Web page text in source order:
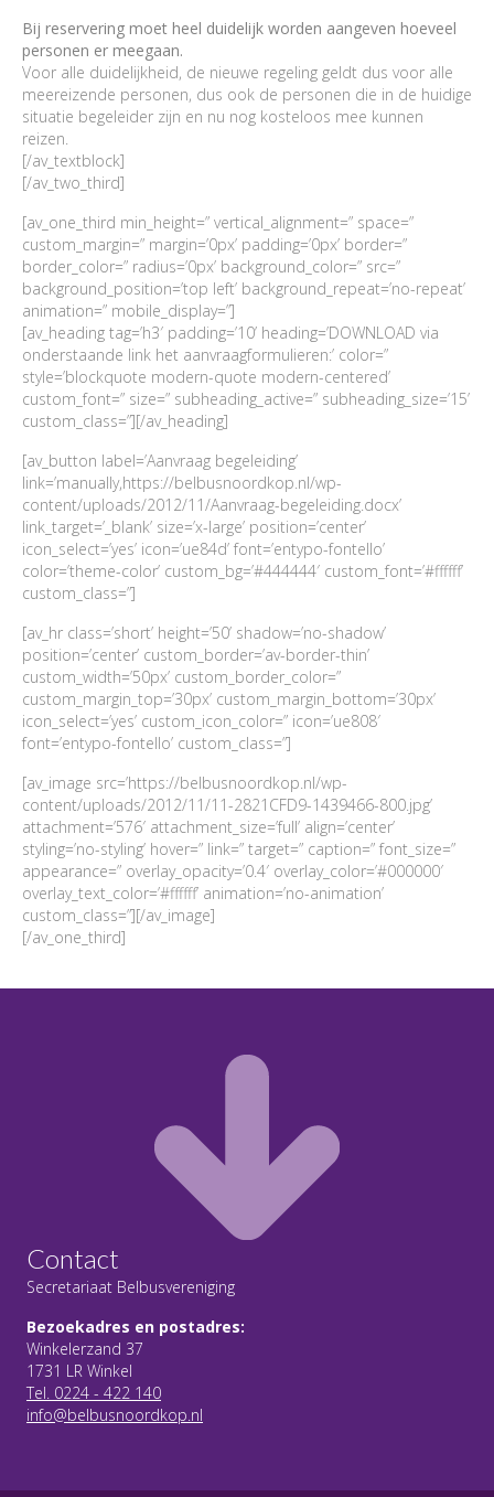
Bij reservering moet heel duidelijk worden aangeven hoeveel
personen er meegaan.
Voor alle duidelijkheid, de nieuwe regeling geldt dus voor alle
meereizende personen, dus ook de personen die in de huidige
situatie begeleider zijn en nu nog kosteloos mee kunnen
reizen.
[/av_textblock]
[/av_two_third]
[av_one_third min_height=” vertical_alignment=” space=”
custom_margin=” margin=’0px’ padding=’0px’ border=”
border_color=” radius=’0px’ background_color=” src=”
background_position=’top left’ background_repeat=’no-repeat’
animation=” mobile_display=”]
[av_heading tag=’h3′ padding=’10’ heading=’DOWNLOAD via
onderstaande link het aanvraagformulieren:’ color=”
style=’blockquote modern-quote modern-centered’
custom_font=” size=” subheading_active=” subheading_size=’15’
custom_class=”][/av_heading]
[av_button label=’Aanvraag begeleiding’
link=’manually,https://belbusnoordkop.nl/wp-
content/uploads/2012/11/Aanvraag-begeleiding.docx’
link_target=’_blank’ size=’x-large’ position=’center’
icon_select=’yes’ icon=’ue84d’ font=’entypo-fontello’
color=’theme-color’ custom_bg=’#444444′ custom_font=’#ffffff’
custom_class=”]
[av_hr class=’short’ height=’50’ shadow=’no-shadow’
position=’center’ custom_border=’av-border-thin’
custom_width=’50px’ custom_border_color=”
custom_margin_top=’30px’ custom_margin_bottom=’30px’
icon_select=’yes’ custom_icon_color=” icon=’ue808′
font=’entypo-fontello’ custom_class=”]
[av_image src=’https://belbusnoordkop.nl/wp-
content/uploads/2012/11/11-2821CFD9-1439466-800.jpg’
attachment=’576′ attachment_size=’full’ align=’center’
styling=’no-styling’ hover=” link=” target=” caption=” font_size=”
appearance=” overlay_opacity=’0.4′ overlay_color=’#000000′
overlay_text_color=’#ffffff’ animation=’no-animation’
custom_class=”][/av_image]
[/av_one_third]
Contact
Secretariaat Belbusvereniging
Bezoekadres en postadres:
Winkelerzand 37
1731 LR Winkel
Tel. 0224 - 422 140
info@belbusnoordkop.nl